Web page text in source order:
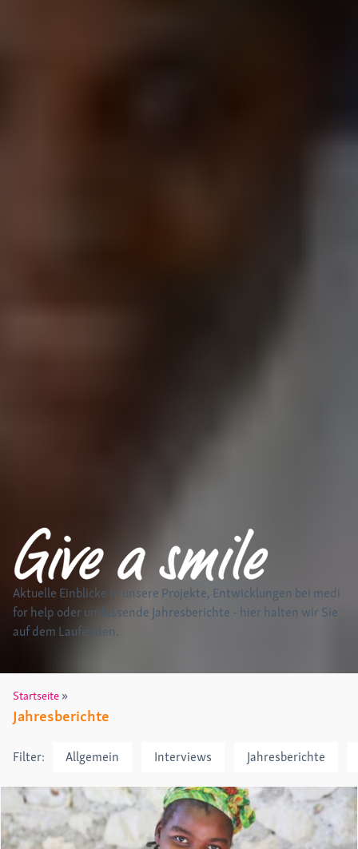
Aktuelle Einblicke in unsere Projekte, Entwicklungen bei medi
for help oder umfassende Jahresberichte - hier halten wir Sie
auf dem Laufenden.
Startseite »
Jahresberichte
Filter: Allgemein Interviews Jahresberichte